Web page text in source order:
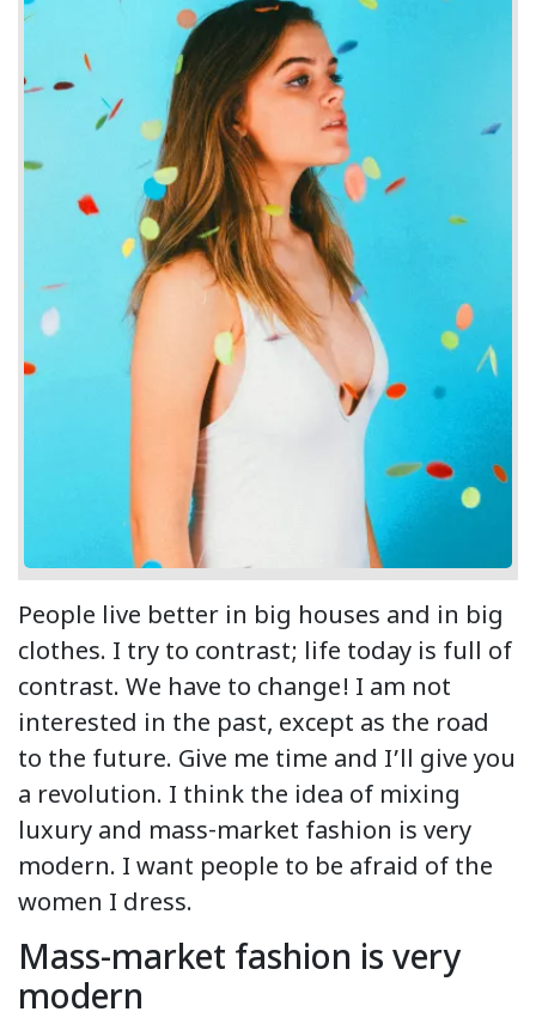
People live better in big houses and in big
clothes. I try to contrast; life today is full of
contrast. We have to change! I am not
interested in the past, except as the road
to the future. Give me time and I’ll give you
a revolution. I think the idea of mixing
luxury and mass-market fashion is very
modern. I want people to be afraid of the
women I dress.
Mass-market fashion is very
modern